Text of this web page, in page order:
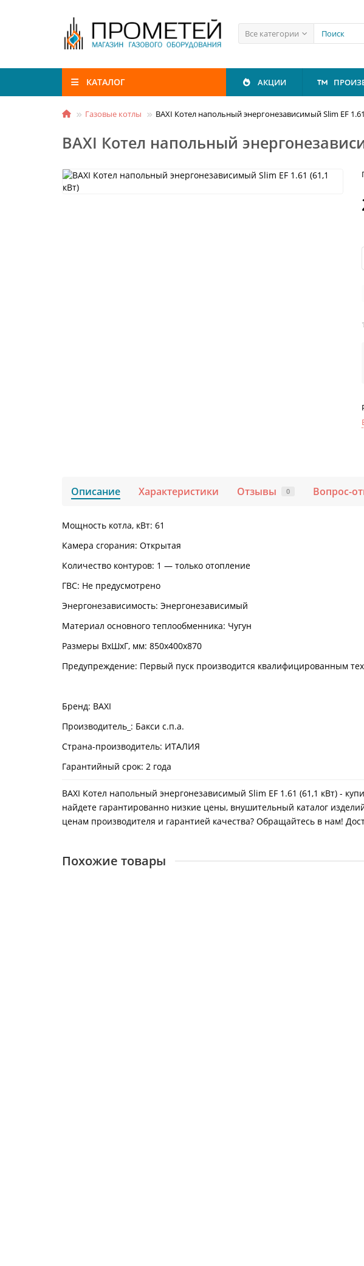
Все категории
КАТАЛОГ АКЦИИ
Газовые котлы BAXI Котел напольный энергонезависимый Slim EF
BAXI Котел напольный
Описание Характеристики Отзывы 0 Вопрос-
Мощность котла, кВт: 61
Камера сгорания: Открытая
Количество контуров: 1 — только отопление
ГВС: Не предусмотрено
Энергонезависимость: Энергонезависимый
Материал основного теплообменника: Чугун
Размеры ВхШхГ, мм: 850х400х870
Предупреждение: Первый пуск производится квалифицированным
Бренд: BAXI
Производитель_: Бакси с.п.а.
Страна-производитель: ИТАЛИЯ
Гарантийный срок: 2 года
BAXI Котел напольный энергонезависимый Slim EF 1.61 (61,1 кВт) -
найдете гарантированно низкие цены, внушительный каталог
ценам производителя и гарантией качества? Обращайтесь в нам!
Похожие товары